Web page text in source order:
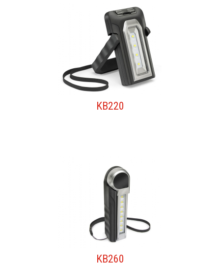
KB220
KB260